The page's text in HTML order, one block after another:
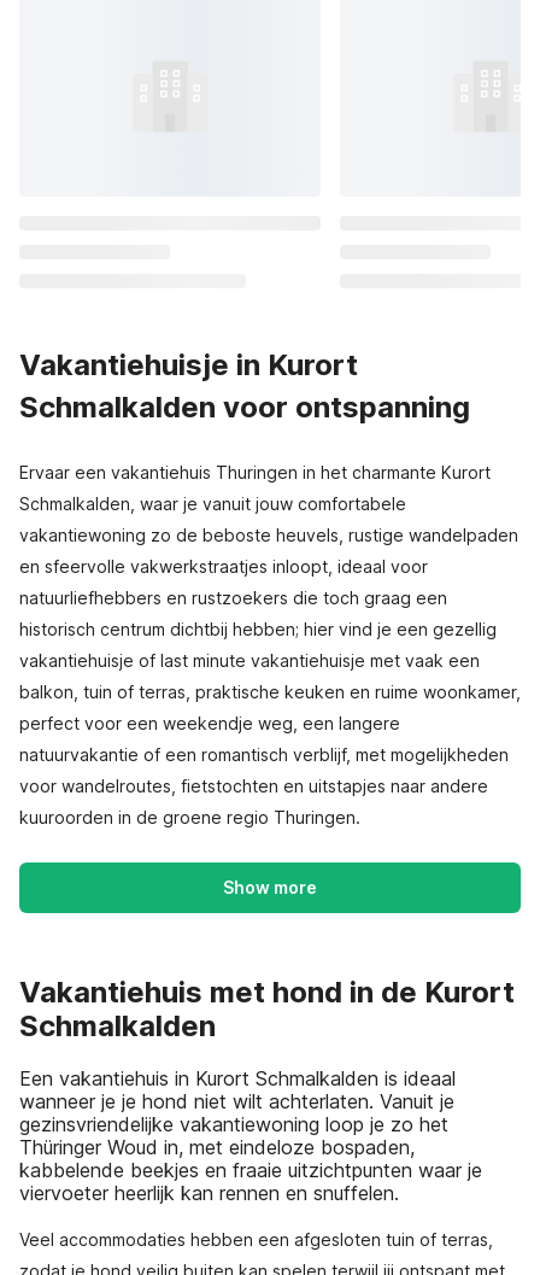
Vakantiehuisje in Kurort
Schmalkalden voor ontspanning
Ervaar een vakantiehuis Thuringen in het charmante Kurort
Schmalkalden, waar je vanuit jouw comfortabele
vakantiewoning zo de beboste heuvels, rustige wandelpaden
en sfeervolle vakwerkstraatjes inloopt, ideaal voor
natuurliefhebbers en rustzoekers die toch graag een
historisch centrum dichtbij hebben; hier vind je een gezellig
vakantiehuisje of last minute vakantiehuisje met vaak een
balkon, tuin of terras, praktische keuken en ruime woonkamer,
perfect voor een weekendje weg, een langere
natuurvakantie of een romantisch verblijf, met mogelijkheden
voor wandelroutes, fietstochten en uitstapjes naar andere
kuuroorden in de groene regio Thuringen.
Show more
Vakantiehuis met hond in de Kurort
Schmalkalden
Een vakantiehuis in Kurort Schmalkalden is ideaal
wanneer je je hond niet wilt achterlaten. Vanuit je
gezinsvriendelijke vakantiewoning loop je zo het
Thüringer Woud in, met eindeloze bospaden,
kabbelende beekjes en fraaie uitzichtpunten waar je
viervoeter heerlijk kan rennen en snuffelen.
Veel accommodaties hebben een afgesloten tuin of terras,
zodat je hond veilig buiten kan spelen terwijl jij ontspant met